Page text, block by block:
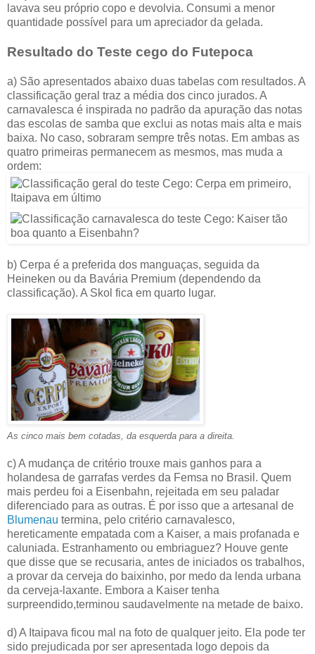
lavava seu próprio copo e devolvia. Consumi a menor
quantidade possível para um apreciador da gelada.
Resultado do Teste cego do Futepoca
a) São apresentados abaixo duas tabelas com resultados. A
classificação geral traz a média dos cinco jurados. A
carnavalesca é inspirada no padrão da apuração das notas
das escolas de samba que exclui as notas mais alta e mais
baixa. No caso, sobraram sempre três notas. Em ambas as
quatro primeiras permanecem as mesmos, mas muda a
ordem:
b) Cerpa é a preferida dos manguaças, seguida da
Heineken ou da Bavária Premium (dependendo da
classificação). A Skol fica em quarto lugar.
As cinco mais bem cotadas, da esquerda para a direita.
c) A mudança de critério trouxe mais ganhos para a
holandesa de garrafas verdes da Femsa no Brasil. Quem
mais perdeu foi a Eisenbahn, rejeitada em seu paladar
diferenciado para as outras. É por isso que a artesanal de
Blumenau termina, pelo critério carnavalesco,
hereticamente empatada com a Kaiser, a mais profanada e
caluniada. Estranhamento ou embriaguez? Houve gente
que disse que se recusaria, antes de iniciados os trabalhos,
a provar da cerveja do baixinho, por medo da lenda urbana
da cerveja-laxante. Embora a Kaiser tenha
surpreendido,terminou saudavelmente na metade de baixo.
d) A Itaipava ficou mal na foto de qualquer jeito. Ela pode ter
sido prejudicada por ser apresentada logo depois da